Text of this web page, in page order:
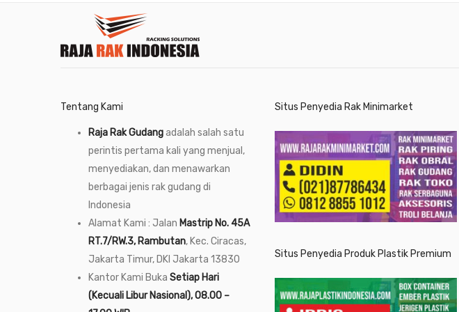
Tentang Kami
Raja Rak Gudangadalah salah satu
perintis pertama kali yang menjual,
menyediakan, dan menawarkan
berbagai jenis rak gudang di
Indonesia
Alamat Kami : Jalan Mastrip No. 45A
RT.7/RW.3, Rambutan, Kec. Ciracas,
Jakarta Timur, DKI Jakarta 13830
Kantor Kami Buka Setiap Hari
(Kecuali Libur Nasional), 08.00 –
Situs Penyedia Rak Minimarket
Situs Penyedia Produk Plastik Premium